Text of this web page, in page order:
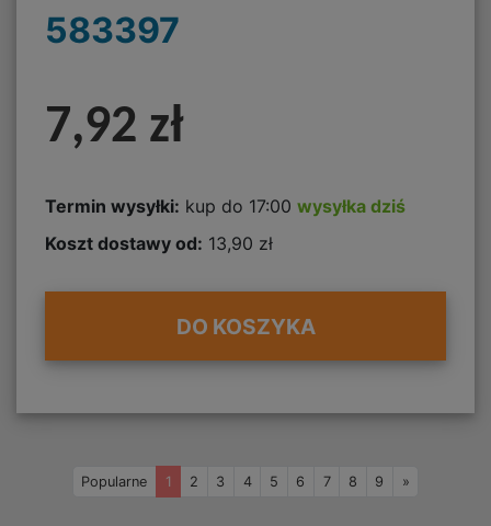
583397
7,92 zł
Termin wysyłki: kup do 17:00 wysyłka dziś
Koszt dostawy od: 13,90 zł
DO KOSZYKA
Popularne 1 2 3 4 5 6 7 8 9 »Naprzód